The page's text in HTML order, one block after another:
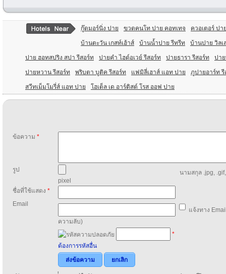
กู๊ดมอร์นิ่ง ปาย ขวดคนโท ปาย คอทเทจ ควอเตอร์ ปา
บ้านตะวัน เกสท์เฮ้าส์ บ้านน้ำปาย รีทรีท บ้านปาย วิลเ
ปาย ฮอทสปริง สปา รีสอร์ท ปายคํา ไฮด์อเวย์ รีสอร์ท ปายธารา รีสอร์ท ปา
ปายหวาน รีสอร์ท พริบตา บูติค รีสอร์ท แฟมิลี่เฮาส์ แอท ปาย ภูปายอาร์ท รี
สวีทเม็มโมรี่ส์ แอท ปาย โฮเต็ล เด อาร์ติสต์ โรส ออฟ ปาย
ข้อความ *
รูป
นามสกุล .jpg,
pixel
ชื่อที่ใช้แสดง *
Email
แจ้งทาง
ความลับ)
*
ต้องการรหัสอื่น
ส่งข้อความ
ยกเลิก